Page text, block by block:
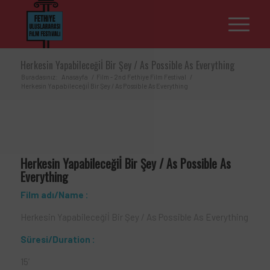
Herkesin Yapabileceğiİ Bir Şey / As Possible As Everything
Buradasınız: Anasayfa Film - 2nd Fethiye Film Festival
Herkesin Yapabileceğiİ Bir Şey / As Possible As Everything
Herkesin Yapabileceğiİ Bir Şey / As Possible As
Everything
Film adı/Name :
Herkesin Yapabileceğiİ Bir Şey / As Possible As Everything
Süresi/Duration :
15’